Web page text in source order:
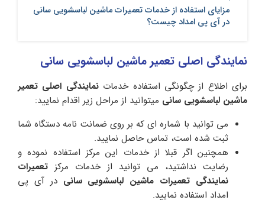
مزایای استفاده از خدمات تعمیرات ماشین لباسشویی سانی
در آی پی امداد چیست؟
نمایندگی اصلی تعمیر ماشین لباسشویی سانی
برای اطلاع از چگونگی استفاده خدماتنمایندگی اصلی تعمیر
ماشین لباسشویی سانی میتوانید از مراحل زیر اقدام نمایید:
می توانید با شماره ای که بر روی ضمانت نامه دستگاه شما
ثبت شده است، تماس حاصل نمایید.
همچنین اگر قبلا از خدمات این مرکز استفاده نموده و
رضایت نداشتید، می توانید از خدمات مرکز تعمیرات
نمایندگی تعمیرات ماشین لباسشویی سانی در آی پی
امداد استفاده نمایید.